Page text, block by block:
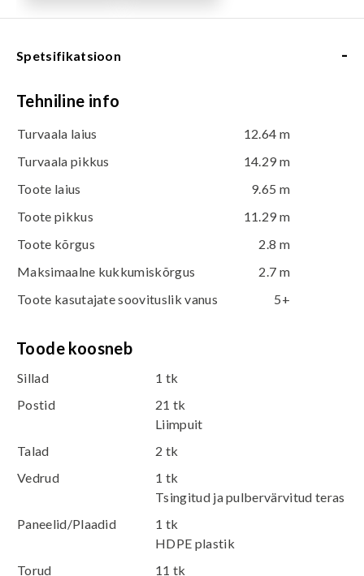
Spetsifikatsioon -
Tehniline info
Turvaala laius
12.64 m
Turvaala pikkus
14.29 m
Toote laius
9.65 m
Toote pikkus
11.29 m
Toote kõrgus
2.8 m
Maksimaalne kukkumiskõrgus
2.7 m
Toote kasutajate soovituslik vanus
5+
Toode koosneb
Sillad
1 tk
Postid
21 tk
Liimpuit
Talad
2 tk
Vedrud
1 tk
Tsingitud ja pulbervärvitud teras
Paneelid/Plaadid
1 tk
HDPE plastik
Torud
11 tk